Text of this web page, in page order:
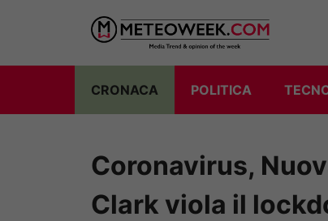
contenuto
CRONACA POLITICA
Coronavirus,
Clark viola il